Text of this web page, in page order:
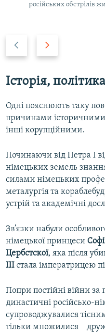
російських обстрілів
v
o
s
l
t
e
Історія,
Одні пояснюють таку
причинами
інші корупційними.
Починаючи від Петра І
німецьких земель
силами німецьких
металургія та
устрій та академічні
Зв’язки набули
німецької принцеси
Цербстскої, яка після
ІІІ стала імператрицею
Попри постійні війни
династичні російсько-
супроводжувалися
тільки множилися –